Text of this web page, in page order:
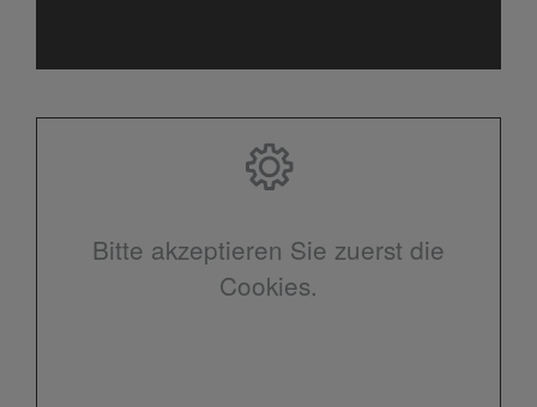
Bitte akzeptieren Sie zuerst die
Cookies.